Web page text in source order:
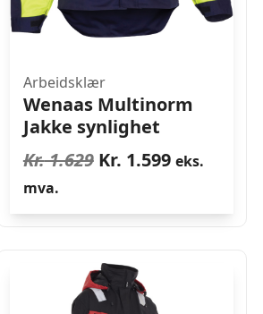
Arbeidsklær
Wenaas Multinorm
Jakke synlighet
Kr.1.629 Opprinnelig
var:
Kr. 1.599Nåværende
er:
eks.
mva.